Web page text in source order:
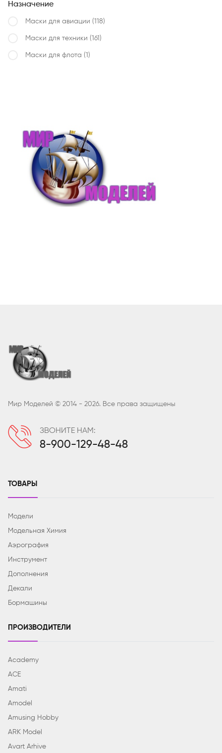
Назначение
Маски для авиации (118)
Маски для техники (161)
Маски для флота (1)
Мир Моделей © 2014 - 2026. Все права защищены
ЗВОНИТЕ НАМ:
8-900-129-48-48
ТОВАРЫ
Модели
Модельная Химия
Аэрография
Инструмент
Дополнения
Декали
Бормашины
ПРОИЗВОДИТЕЛИ
Academy
ACE
Amati
Amodel
Amusing Hobby
ARK Model
Avart Arhive